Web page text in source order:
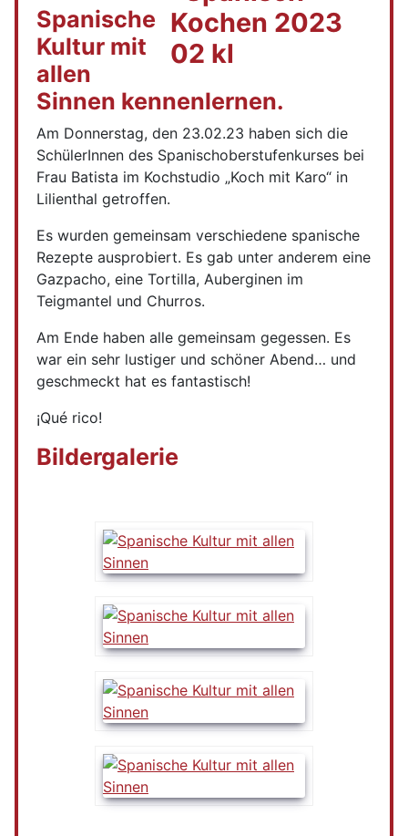
Spanische
Kultur mit
allen
Sinnen kennenlernen.
Am Donnerstag, den 23.02.23 haben sich die
SchülerInnen des Spanischoberstufenkurses bei
Frau Batista im Kochstudio „Koch mit Karo“ in
Lilienthal getroffen.
Es wurden gemeinsam verschiedene spanische
Rezepte ausprobiert. Es gab unter anderem eine
Gazpacho, eine Tortilla, Auberginen im
Teigmantel und Churros.
Am Ende haben alle gemeinsam gegessen. Es
war ein sehr lustiger und schöner Abend… und
geschmeckt hat es fantastisch!
¡Qué rico!
Bildergalerie